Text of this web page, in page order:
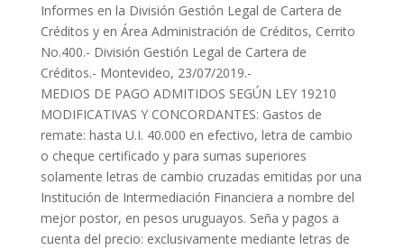
Informes en la División Gestión Legal de Cartera de
Créditos y en Área Administración de Créditos, Cerrito
No.400.- División Gestión Legal de Cartera de
Créditos.- Montevideo, 23/07/2019.-
MEDIOS DE PAGO ADMITIDOS SEGÚN LEY 19210
MODIFICATIVAS Y CONCORDANTES: Gastos de
remate: hasta U.I. 40.000 en efectivo, letra de cambio
o cheque certificado y para sumas superiores
solamente letras de cambio cruzadas emitidas por una
Institución de Intermediación Financiera a nombre del
mejor postor, en pesos uruguayos. Seña y pagos a
cuenta del precio: exclusivamente mediante letras de